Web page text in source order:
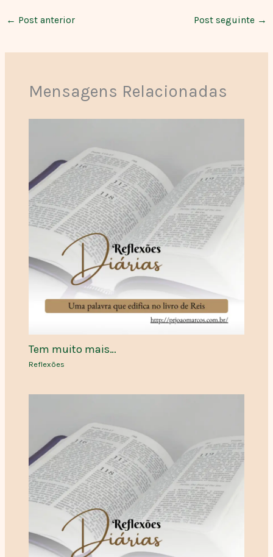
← Post anterior Post seguinte →
Mensagens Relacionadas
Tem muito mais…
Reflexões